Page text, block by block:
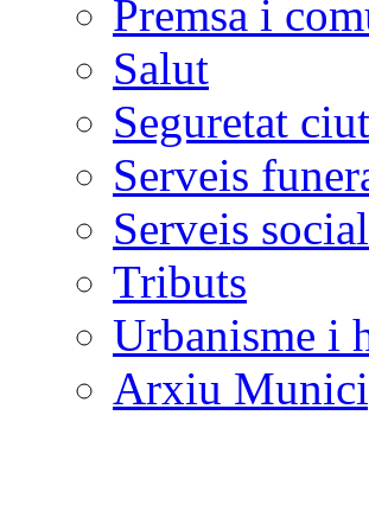
Premsa i
Salut
Seguretat
Serveis
Serveis
Tributs
Urbanisme i
Arxiu